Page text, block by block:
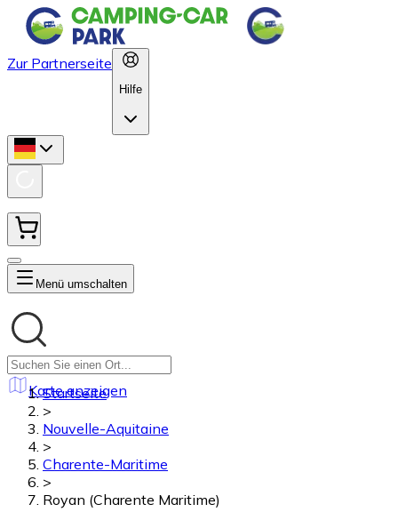
Zur Partnerseite
Hilfe
Menü umschalten
Karte anzeigen
Startseite
>
Nouvelle-Aquitaine
>
Charente-Maritime
>
Royan (Charente Maritime)